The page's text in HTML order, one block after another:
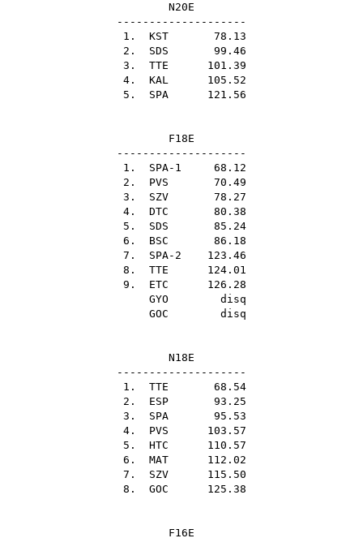
N20E
--------------------
1. KST 78.13
2. SDS 99.46
3. TTE 101.39
4. KAL 105.52
5. SPA 121.56
F18E
--------------------
1. SPA-1 68.12
2. PVS 70.49
3. SZV 78.27
4. DTC 80.38
5. SDS 85.24
6. BSC 86.18
7. SPA-2 123.46
8. TTE 124.01
9. ETC 126.28
GYO disq
GOC disq
N18E
--------------------
1. TTE 68.54
2. ESP 93.25
3. SPA 95.53
4. PVS 103.57
5. HTC 110.57
6. MAT 112.02
7. SZV 115.50
8. GOC 125.38
F16E